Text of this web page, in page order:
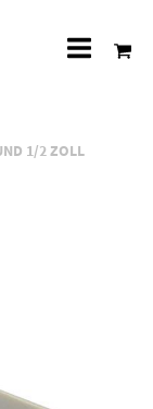
1/2 ZOLL